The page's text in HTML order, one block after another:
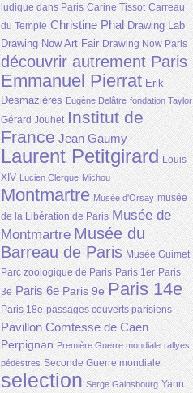
ludique dans Paris Carine Tissot Carreau
du Temple Christine Phal Drawing Lab
Drawing Now Art Fair Drawing Now Paris
découvrir autrement Paris
Emmanuel Pierrat Erik
Desmazières Eugène Delâtre fondation Taylor
Gérard Jouhet Institut de
France Jean Gaumy
Laurent Petitgirard Louis
XIV Lucien Clergue Michou
Montmartre Musée d'Orsay musée
de la Libération de Paris Musée de
Montmartre Musée du
Barreau de Paris Musée Guimet
Parc zoologique de Paris Paris 1er Paris
3e Paris 6e Paris 9e Paris 14e
Paris 18e passages couverts parisiens
Pavillon Comtesse de Caen
Perpignan Première Guerre mondiale rallyes
pédestres Seconde Guerre mondiale
selection Serge Gainsbourg Yann